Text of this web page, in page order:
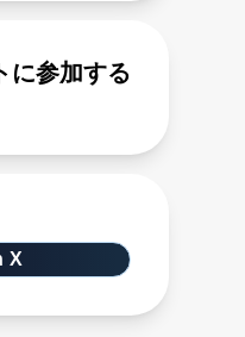
に参加する
X